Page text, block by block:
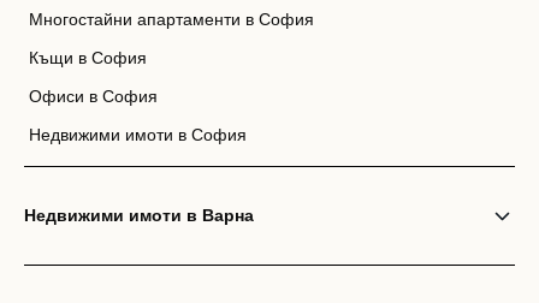
Многостайни апартаменти в София
Къщи в София
Офиси в София
Недвижими имоти в София
Недвижими имоти в Варна